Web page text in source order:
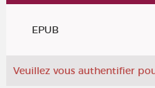
EPUB
Veuillez vous authentifier